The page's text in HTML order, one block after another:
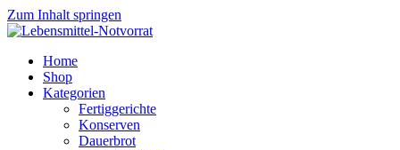
Zum Inhalt springen
Home
Shop
Kategorien
Fertiggerichte
Konserven
Dauerbrot